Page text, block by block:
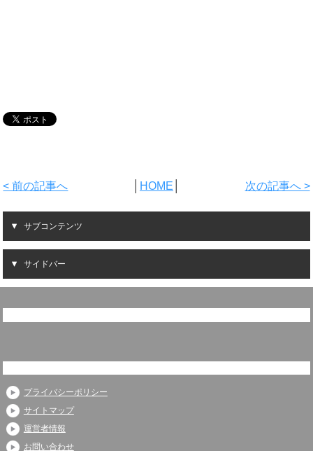
< 前の記事へ HOME 次の記事へ >
サブコンテンツ
サイドバー
プライバシーポリシー
サイトマップ
運営者情報
お問い合わせ